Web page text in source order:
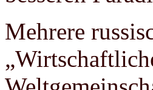
Mehrere